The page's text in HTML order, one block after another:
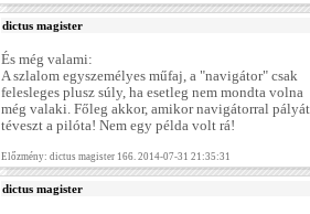
dictus magister
És még valami:
A szlalom egyszemélyes műfaj, a "navigátor" csak
felesleges plusz súly, ha esetleg nem mondta volna
még valaki. Főleg akkor, amikor navigátorral pályát
téveszt a pilóta! Nem egy példa volt rá!
Előzmény: dictus magister 166. 2014-07-31 21:35:31
dictus magister